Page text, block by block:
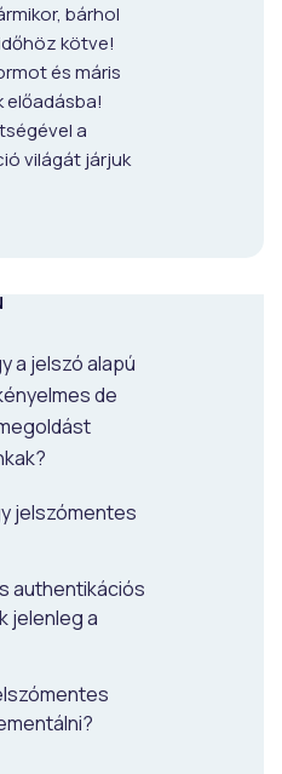
bárhol
kötve!
és máris
előadásba!
a
világát járjuk
a jelszó alapú
de
jelszómentes
authentikációs
jelenleg a